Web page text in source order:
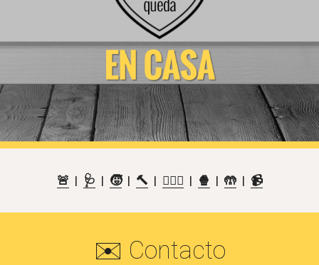
🚨
  |
🩺
  |
🧒
  |
🔨
  |
🏋🏽‍♀️
  |
🍿
  |
🤲
  |
📹
✉️ Contacto